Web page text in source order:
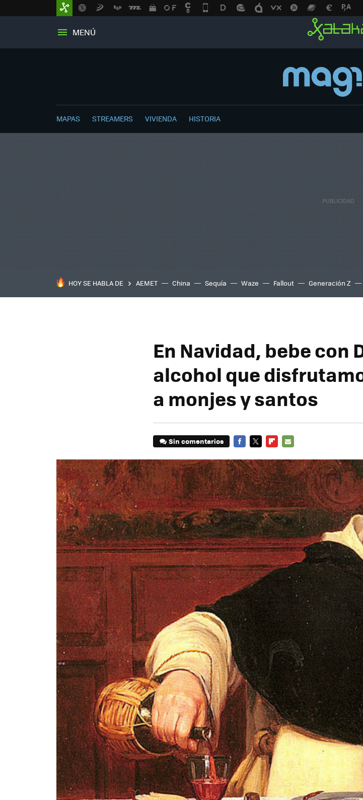
MENÚ
MAPAS STREAMERS VIVIENDA HISTORIA
HOY SE HABLA DE AEMET China Sequía Waze Fallout Generación Z
En Navidad, bebe con
alcohol que
a monjes y santos
Sin comentarios
MAIL